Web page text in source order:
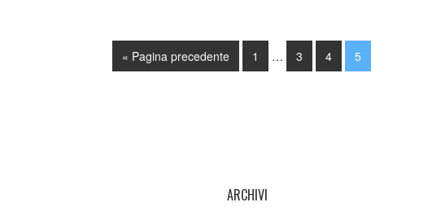
« Pagina precedente 1 … 3 4 5
ARCHIVI